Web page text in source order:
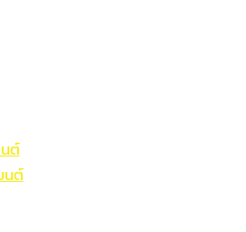
ต์
นต์